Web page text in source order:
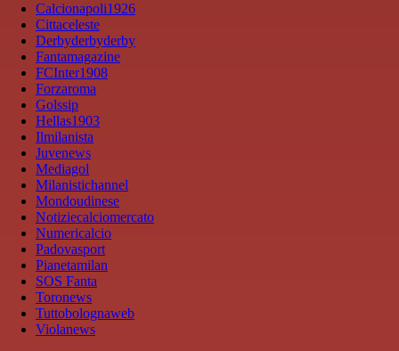
Calcionapoli1926
Cittaceleste
Derbyderbyderby
Fantamagazine
FCInter1908
Forzaroma
Golssip
Hellas1903
Ilmilanista
Juvenews
Mediagol
Milanistichannel
Mondoudinese
Notiziecalciomercato
Numericalcio
Padovasport
Pianetamilan
SOS Fanta
Toronews
Tuttobolognaweb
Violanews